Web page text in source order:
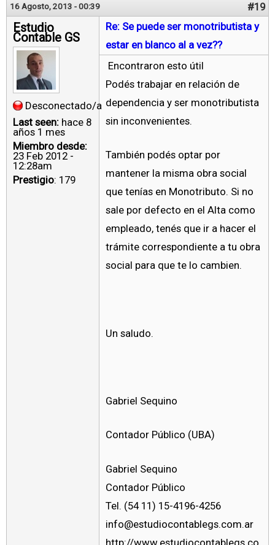
16 Agosto, 2013 - 00:39 #19
Estudio
Contable GS
Desconectado/a
Last seen: hace 8
años 1 mes
Miembro desde:
23 Feb 2012 -
12:28am
Prestigio: 179
Re: Se puede ser monotributista y
estar en blanco al a vez??
Encontraron esto útil
Podés trabajar en relación de
dependencia y ser monotributista
sin inconvenientes.
También podés optar por
mantener la misma obra social
que tenías en Monotributo. Si no
sale por defecto en el Alta como
empleado, tenés que ir a hacer el
trámite correspondiente a tu obra
social para que te lo cambien.
Un saludo.
Gabriel Sequino
Contador Público (UBA)
Gabriel Sequino
Contador Público
Tel. (54 11) 15-4196-4256
info@estudiocontablegs.com.ar
http://www.estudiocontablegs.co